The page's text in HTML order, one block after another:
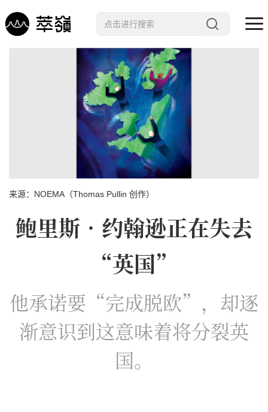
来源：NOEMA（Thomas Pullin 创作）
鲍里斯•约翰逊正在失去
“英国”
他承诺要“完成脱欧”，却逐
渐意识到这意味着将分裂英
国。